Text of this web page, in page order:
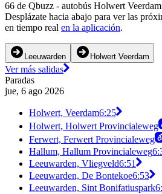
66 de Qbuzz - autobús Holwert
Desplázate hacia abajo para ver las
en tiempo real en la aplicación.
Leeuwarden Holwert Veerdam
Ver más salidas
Paradas
jue, 6 ago 2026
Holwert, Veerdam6:25
Holwert, Holwert Provincialeweg
Ferwert, Ferwert Provincialeweg
Hallum, Hallum Provincialeweg
Leeuwarden, Vliegveld6:51
Leeuwarden, De Bontekoe6:53
Leeuwarden, Sint Bonifatiuspark